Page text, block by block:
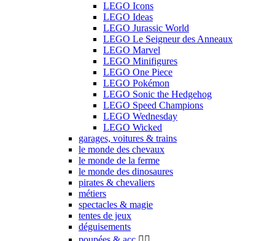
LEGO Icons
LEGO Ideas
LEGO Jurassic World
LEGO Le Seigneur des Anneaux
LEGO Marvel
LEGO Minifigures
LEGO One Piece
LEGO Pokémon
LEGO Sonic the Hedgehog
LEGO Speed Champions
LEGO Wednesday
LEGO Wicked
garages, voitures & trains
le monde des chevaux
le monde de la ferme
le monde des dinosaures
pirates & chevaliers
métiers
spectacles & magie
tentes de jeux
déguisements